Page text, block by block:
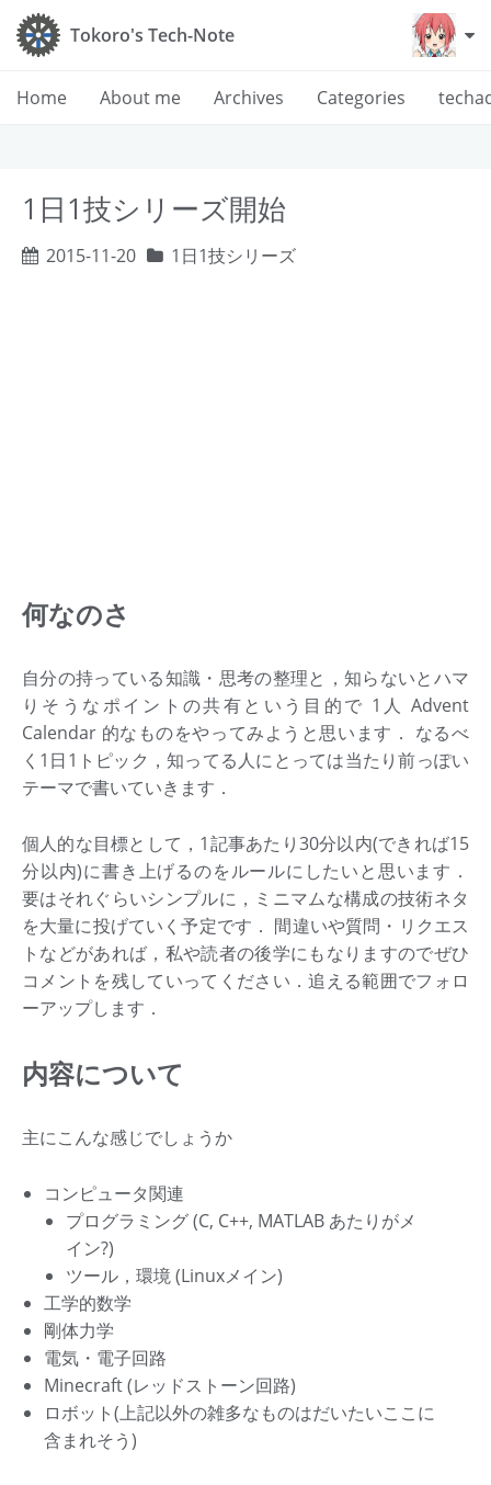
Tokoro's Tech-Note
Home About me Archives Categories
1日1技シリーズ開始
2015-11-20 1日1技シリーズ
何なのさ
自分の持っている知識・思考の整理と，知らないとハマ
りそうなポイントの共有という目的で 1人 Advent
Calendar 的なものをやってみようと思います． なるべ
く1日1トピック，知ってる人にとっては当たり前っぽい
テーマで書いていきます．
個人的な目標として，1記事あたり30分以内(できれば15
分以内)に書き上げるのをルールにしたいと思います．
要はそれぐらいシンプルに，ミニマムな構成の技術ネタ
を大量に投げていく予定です． 間違いや質問・リクエス
トなどがあれば，私や読者の後学にもなりますのでぜひ
コメントを残していってください．追える範囲でフォロ
ーアップします．
内容について
主にこんな感じでしょうか
コンピュータ関連
プログラミング (C, C++, MATLAB あたりがメ
イン?)
ツール，環境 (Linuxメイン)
工学的数学
剛体力学
電気・電子回路
Minecraft (レッドストーン回路)
ロボット(上記以外の雑多なものはだいたいここに
含まれそう)